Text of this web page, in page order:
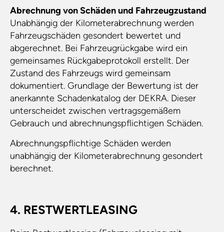
Abrechnung von Schäden und Fahrzeugzustand
Unabhängig der Kilometerabrechnung werden
Fahrzeugschäden gesondert bewertet und
abgerechnet. Bei Fahrzeugrückgabe wird ein
gemeinsames Rückgabeprotokoll erstellt. Der
Zustand des Fahrzeugs wird gemeinsam
dokumentiert. Grundlage der Bewertung ist der
anerkannte Schadenkatalog der DEKRA. Dieser
unterscheidet zwischen vertragsgemäßem
Gebrauch und abrechnungspflichtigen Schäden.
Abrechnungspflichtige Schäden werden
unabhängig der Kilometerabrechnung gesondert
berechnet.
4. RESTWERTLEASING